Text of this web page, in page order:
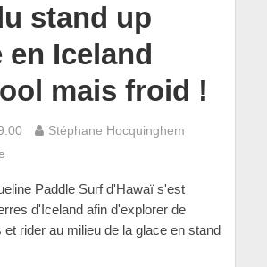
stand up
en Iceland
mais froid !
Stéphane Hocquinghem
Paddle Surf d'Hawaï s'est
d'Iceland afin d'explorer de
rider au milieu de la glace en stand